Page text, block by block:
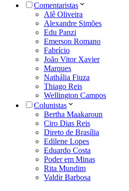
Comentaristas
Alê Oliveira
Alexandre Simões
Edu Panzi
Emerson Romano
Fabrício
João Vitor Xavier
Marques
Nathália Fiuza
Thiago Reis
Wellington Campos
Colunistas
Bertha Maakaroun
Ciro Dias Reis
Direto de Brasília
Edilene Lopes
Eduardo Costa
Poder em Minas
Rita Mundim
Valdir Barbosa